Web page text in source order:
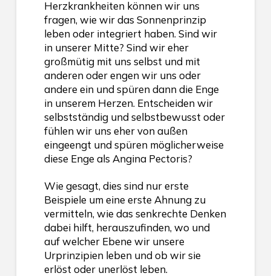
Herzkrankheiten können wir uns
fragen, wie wir das Sonnenprinzip
leben oder integriert haben. Sind wir
in unserer Mitte? Sind wir eher
großmütig mit uns selbst und mit
anderen oder engen wir uns oder
andere ein und spüren dann die Enge
in unserem Herzen. Entscheiden wir
selbstständig und selbstbewusst oder
fühlen wir uns eher von außen
eingeengt und spüren möglicherweise
diese Enge als Angina Pectoris?
Wie gesagt, dies sind nur erste
Beispiele um eine erste Ahnung zu
vermitteln, wie das senkrechte Denken
dabei hilft, herauszufinden, wo und
auf welcher Ebene wir unsere
Urprinzipien leben und ob wir sie
erlöst oder unerlöst leben.